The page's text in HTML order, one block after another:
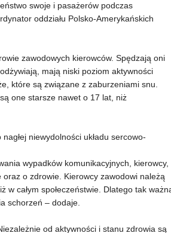
swoje i pasażerów podczas
oddziału Polsko-Amerykańskich
zawodowych kierowców. Spędzają oni
mają niski poziom aktywności
które są związane z zaburzeniami snu.
one starsze nawet o 17 lat, niż
nagłej niewydolności układu sercowo-
wypadków komunikacyjnych, kierowcy,
o zdrowie. Kierowcy zawodowi należą
całym społeczeństwie. Dlatego tak
schorzeń – dodaje.
od aktywności i stanu zdrowia są